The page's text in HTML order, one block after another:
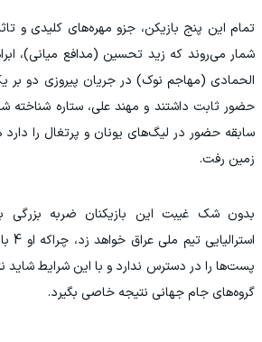
تمام این پنج بازیکن، جزو مهره‌های کلیدی و
شمار می‌روند که زید تحسین (مدافع میانی)،
الحمادی (مهاجم نوک) در جریان پیروزی دو بر
حضور ثابت داشتند و مهند علی، ستاره شناخته
سابقه حضور در لیگ‌های یونان و پرتغال را دارد
زمین رفت.
بدون شک غیبت این بازیکنان ضربه بزرگی
پست‌ها را در دسترس ندارد و با این شرایط شاید
گروه‌های جام جهانی نتیجه خاصی بگیرد.